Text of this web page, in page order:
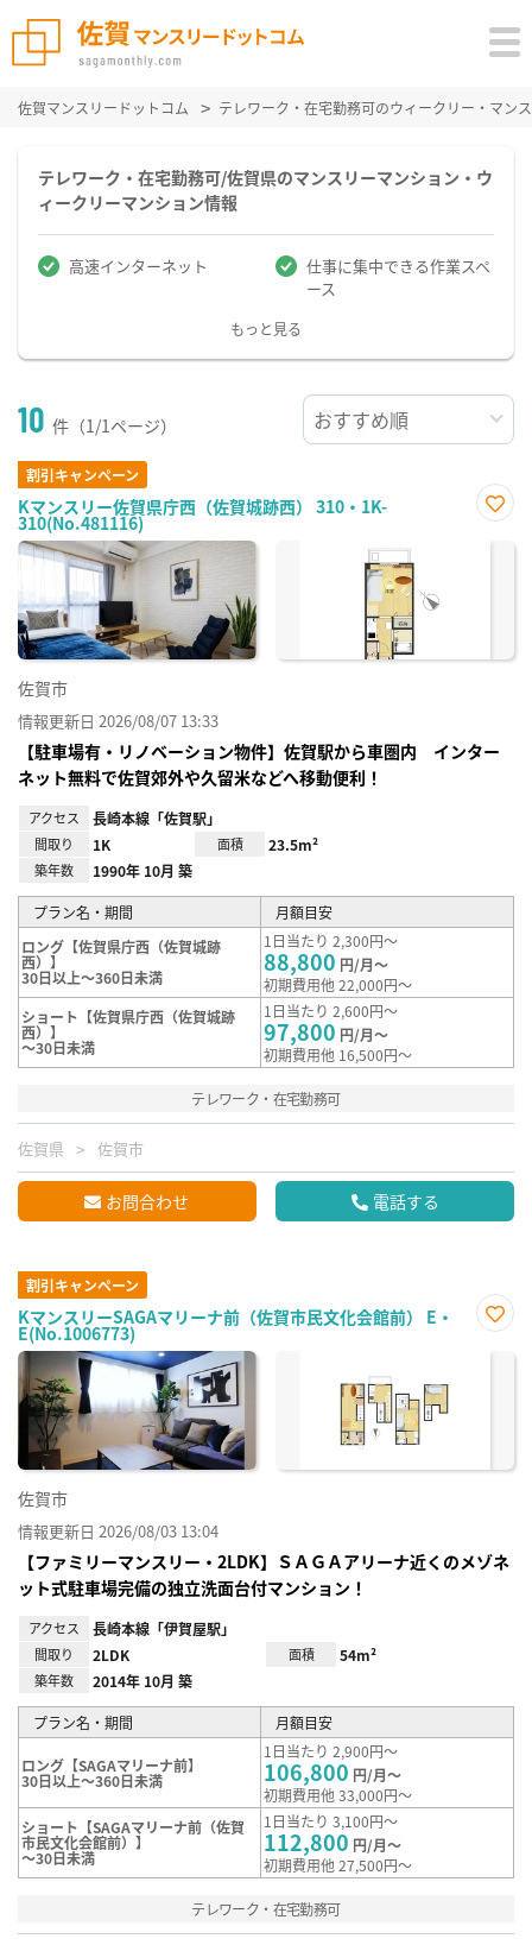
佐賀マンスリードットコム テレワーク・在宅勤務可のウィークリー・マン
テレワーク・在宅勤務可/佐賀県のマンスリーマンション・ウ
ィークリーマンション情報
高速インターネット
仕事に集中できる作業スペ
ース
もっと見る
10 件（1/1ページ）
割引キャンペーン
Kマンスリー佐賀県庁西（佐賀城跡西） 310・1K-
310(No.481116)
に入
佐賀市
情報更新日 2026/08/07 13:33
【駐車場有・リノベーション物件】佐賀駅から車圏内 インター
ネット無料で佐賀郊外や久留米などへ移動便利！
アクセス 長崎本線「佐賀駅」
間取り 1K 面積 23.5m²
築年数 1990年 10月 築
プラン名・期間
月額目安
ロング【佐賀県庁西（佐賀城跡
西）】
30日以上～360日未満
1日当たり 2,300円～
88,800 円/月～
初期費用他 22,000円～
ショート【佐賀県庁西（佐賀城跡
西）】
～30日未満
1日当たり 2,600円～
97,800 円/月～
初期費用他 16,500円～
テレワーク・在宅勤務可
佐賀県 佐賀市
お問合わせ 電話する
割引キャンペーン
KマンスリーSAGAマリーナ前（佐賀市民文化会館前） E・
E(No.1006773)
に入
佐賀市
情報更新日 2026/08/03 13:04
【ファミリーマンスリー・2LDK】ＳＡＧＡアリーナ近くのメゾネ
ット式駐車場完備の独立洗面台付マンション！
アクセス 長崎本線「伊賀屋駅」
間取り 2LDK 面積 54m²
築年数 2014年 10月 築
プラン名・期間 月額目安
ロング【SAGAマリーナ前】
30日以上～360日未満
1日当たり 2,900円～
106,800 円/月～
初期費用他 33,000円～
ショート【SAGAマリーナ前（佐賀
市民文化会館前）】
～30日未満
1日当たり 3,100円～
112,800 円/月～
初期費用他 27,500円～
テレワーク・在宅勤務可